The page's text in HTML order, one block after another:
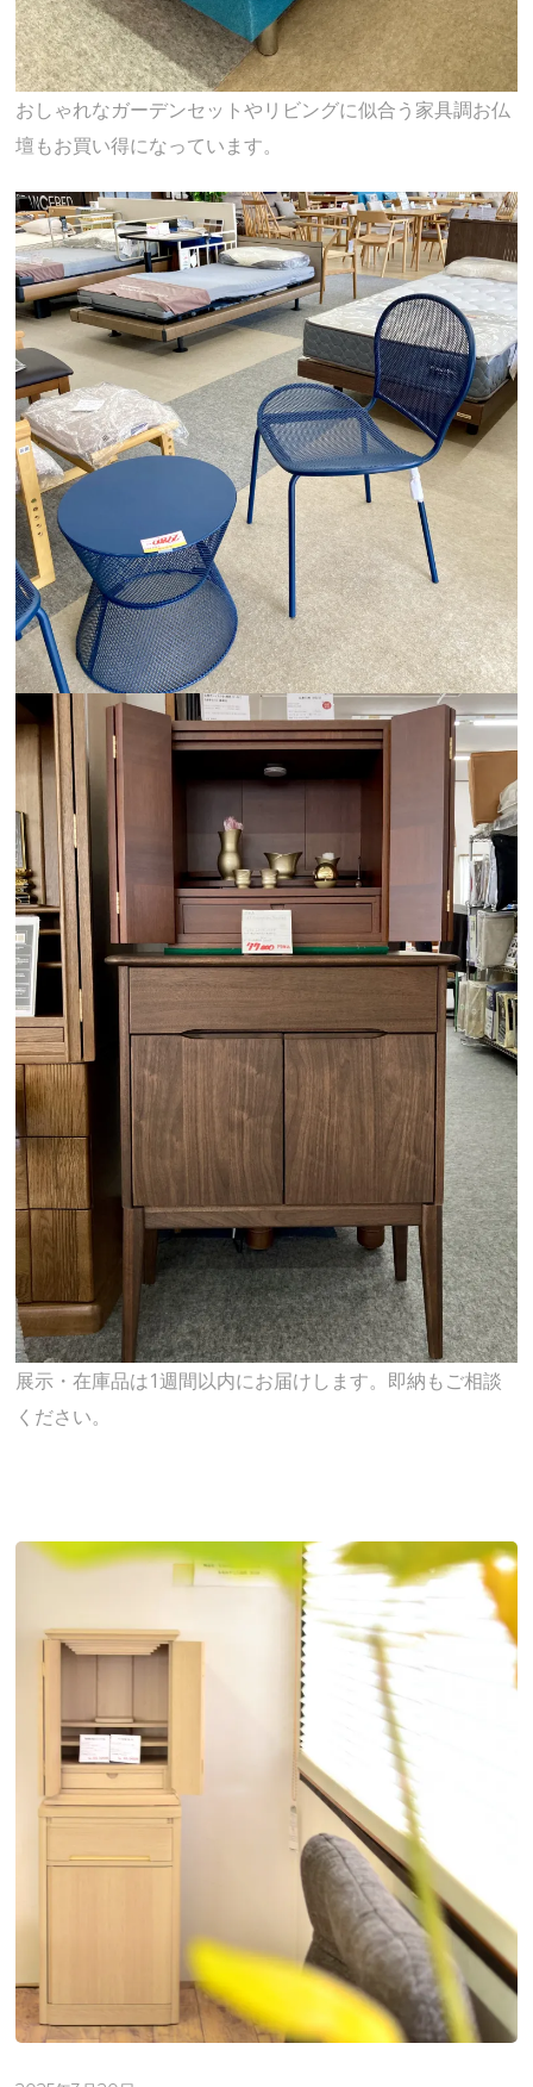
おしゃれなガーデンセットやリビングに似合う家具調お仏
壇もお買い得になっています。
展示・在庫品は1週間以内にお届けします。即納もご相談
ください。